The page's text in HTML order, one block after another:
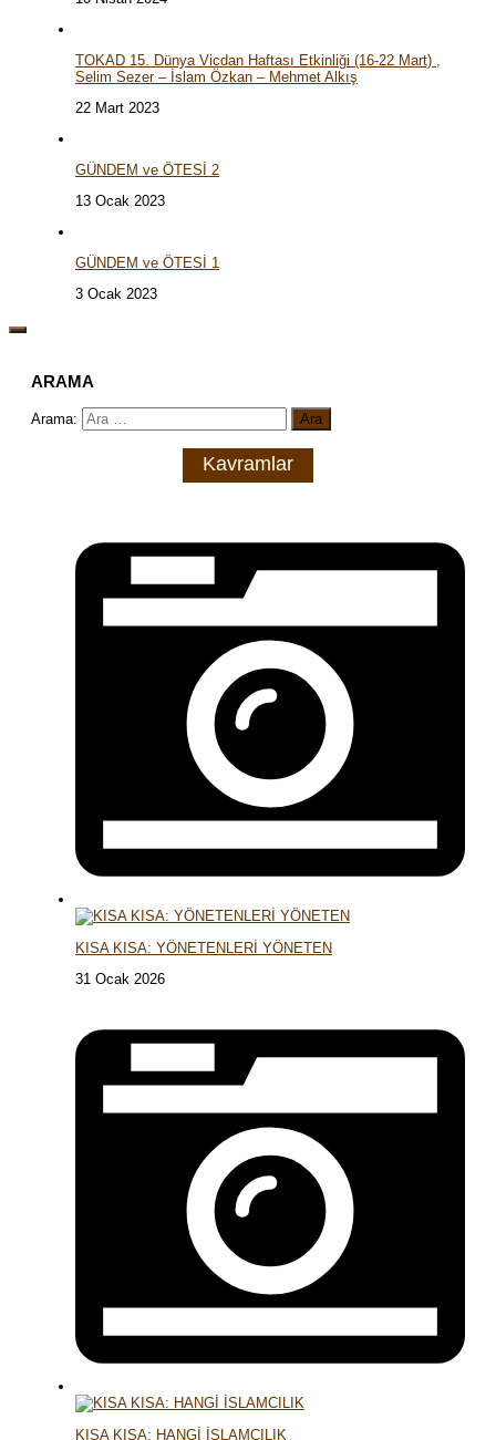
TOKAD 15. Dünya Vicdan Haftası Etkinliği (16-22 Mart) ,
Selim Sezer – İslam Özkan – Mehmet Alkış
22 Mart 2023
GÜNDEM ve ÖTESİ 2
13 Ocak 2023
GÜNDEM ve ÖTESİ 1
3 Ocak 2023
ARAMA
Arama:
Kavramlar
KISA KISA: YÖNETENLERİ YÖNETEN
31 Ocak 2026
KISA KISA: HANGİ İSLAMCILIK